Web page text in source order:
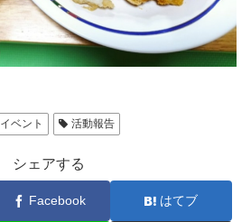
イベント 活動報告
シェアする
Facebook はてブ